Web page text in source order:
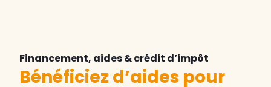
Financement, aides & crédit d’impôt
Bénéficiez d’aides pour